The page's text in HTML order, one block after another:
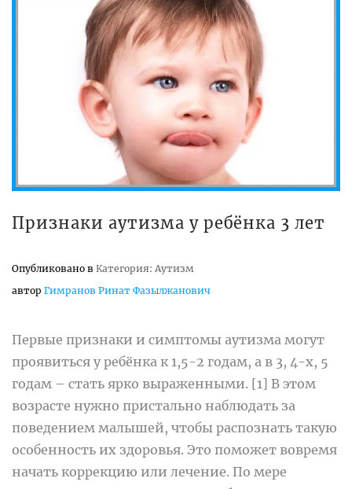
Признаки аутизма у ребёнка 3 лет
Опубликовано в Категория: Аутизм
автор Гимранов Ринат Фазылжанович
Первые признаки и симптомы аутизма могут
проявиться у ребёнка к 1,5-2 годам, а в 3, 4-х, 5
годам – стать ярко выраженными. [1] В этом
возрасте нужно пристально наблюдать за
поведением малышей, чтобы распознать такую
особенность их здоровья. Это поможет вовремя
начать коррекцию или лечение. По мере